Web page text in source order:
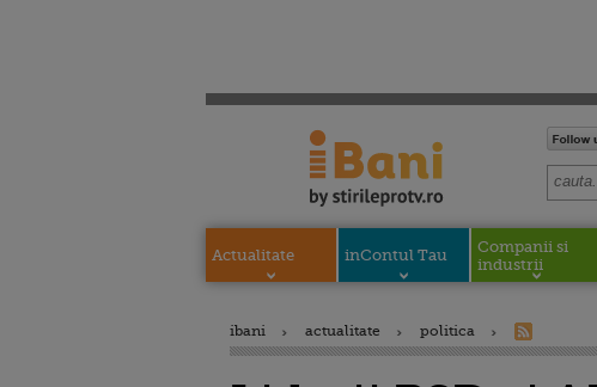
Actualitate inContul Tau
Companii si
industrii
ibani actualitate politica